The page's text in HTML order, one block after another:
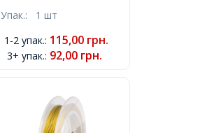
близько 50м/котушка,
Упак.: 1 шт
1-2 упак.: 115,00 грн.
3+ упак.: 92,00 грн.